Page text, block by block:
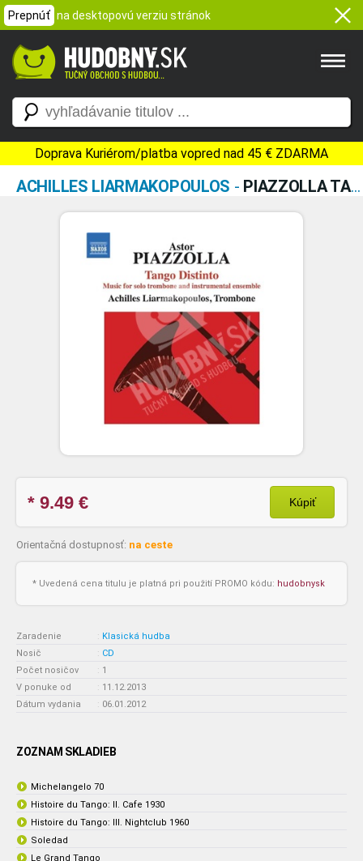
Prepnúť na desktopovú verziu stránok
Doprava Kuriérom/platba vopred nad 45 € ZDARMA
ACHILLES LIARMAKOPOULOS - PIAZZOLLA TANGO DISTINTO
* 9.49 € Kúpiť
Orientačná dostupnosť: na ceste
* Uvedená cena titulu je platná pri použití PROMO kódu: hudobnysk
Zaradenie : Klasická hudba
Nosič
: CD
Počet nosičov
: 1
V ponuke od
: 11.12.2013
Dátum vydania
: 06.01.2012
ZOZNAM SKLADIEB
Michelangelo 70
Histoire du Tango: II. Cafe 1930
Histoire du Tango: III. Nightclub 1960
Soledad
Le Grand Tango